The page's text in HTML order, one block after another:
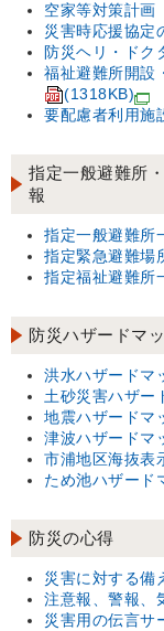
空家等対策計画
災害時応援協定
防災ヘリ・ドク
福祉避難所開設
(1318KB)
要配慮者利用施
指定一般避難所
報
指定一般避難所
指定緊急避難場
指定福祉避難所
防災ハザードマ
洪水ハザードマ
土砂災害ハザー
地震ハザードマ
津波ハザードマ
市浦地区海抜表
ため池ハザード
防災の心得
災害に対する備
注意報、警報、
災害用の伝言サ